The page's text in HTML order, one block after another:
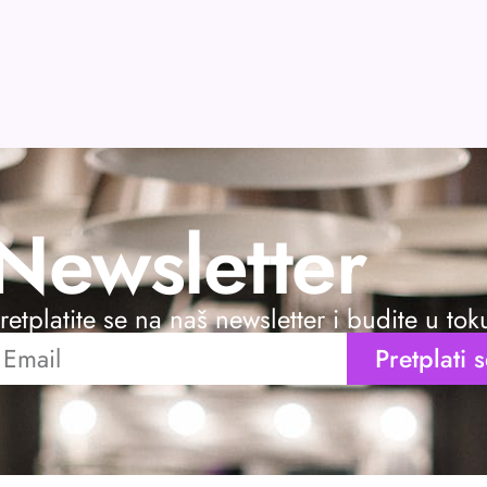
se na naš newsletter i budite u
Pretplati